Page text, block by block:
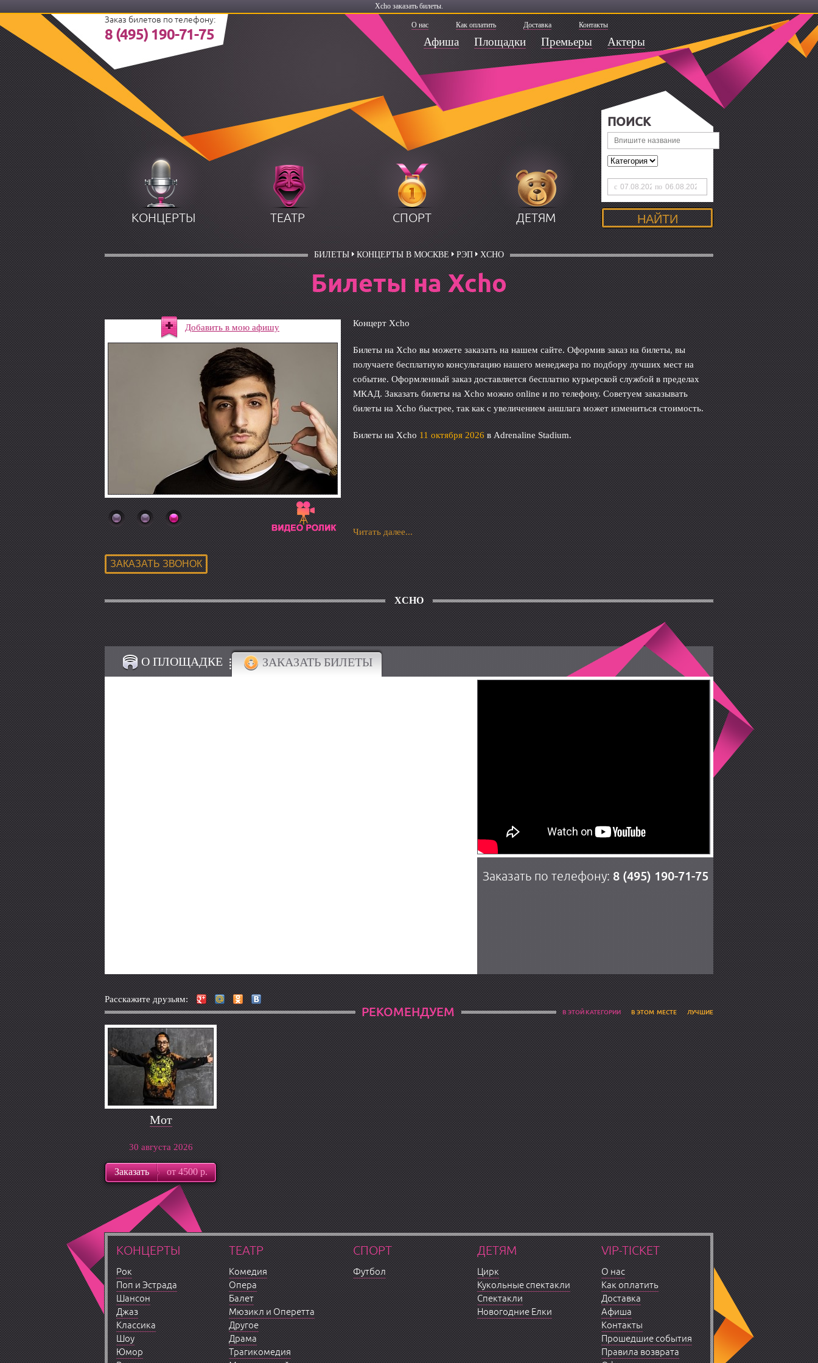
Xcho заказать билеты.
Заказ билетов по телефону:
8 (495) 190-71-75
О нас Как оплатить Доставка Контакты
Афиша Площадки Премьеры Актеры
КОНЦЕРТЫ ТЕАТР СПОРТ ДЕТЯМ
ПОИСК
с по
БИЛЕТЫ КОНЦЕРТЫ В МОСКВЕ РЭП XCHO
Билеты на Xcho
Добавить в мою афишу Концерт Xcho
Билеты на Xcho вы можете заказать на нашем сайте. Оформив заказ на билеты, вы
получаете бесплатную консультацию нашего менеджера по подбору лучших мест на
событие. Оформленный заказ доставляется бесплатно курьерской службой в пределах
МКАД. Заказать билеты на Xcho можно online и по телефону. Советуем заказывать
билеты на Xcho быстрее, так как с увеличением аншлага может измениться стоимость.
Билеты на Xcho11 октября 2026в Adrenaline Stadium.
Читать далее...
XCHO
О ПЛОЩАДКЕ ЗАКАЗАТЬ БИЛЕТЫ
Заказать по телефону:8 (495) 190-71-75
Расскажите друзьям:
РЕКОМЕНДУЕМ В ЭТОЙ КАТЕГОРИИ В ЭТОМ МЕСТЕ ЛУЧШИЕ
Мот
30 августа 2026
Заказать от 4500 р.
КОНЦЕРТЫ
Рок
Поп и Эстрада
Шансон
Джаз
Классика
Шоу
Юмор
ТЕАТР
Комедия
Опера
Балет
Мюзикл и Оперетта
Другое
Драма
Трагикомедия
СПОРТ
Футбол
ДЕТЯМ
Цирк
Кукольные спектакли
Спектакли
Новогодние Елки
VIP-TICKET
О нас
Как оплатить
Доставка
Афиша
Контакты
Прошедшие события
Правила возврата